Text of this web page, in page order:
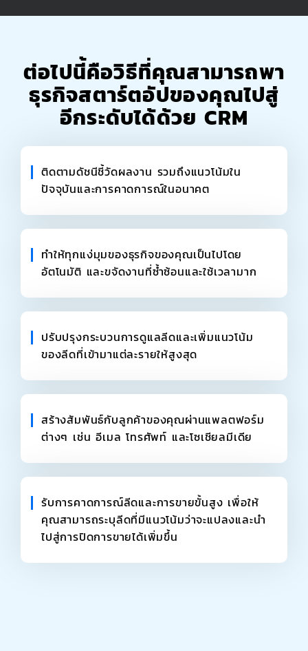
ต่อไปนี้คือวิธีที่คุณสามารถพา
ธุรกิจสตาร์ตอัปของคุณไปสู่
อีกระดับได้ด้วย CRM
ติดตามดัชนีชี้วัดผลงาน รวมถึงแนวโน้มใน
ปัจจุบันและการคาดการณ์ในอนาคต
ทำให้ทุกแง่มุมของธุรกิจของคุณเป็นไปโดย
อัตโนมัติ และขจัดงานที่ซ้ำซ้อนและใช้เวลามาก
ปรับปรุงกระบวนการดูแลลีดและเพิ่มแนวโน้ม
ของลีดที่เข้ามาแต่ละรายให้สูงสุด
สร้างสัมพันธ์กับลูกค้าของคุณผ่านแพลตฟอร์ม
ต่างๆ เช่น อีเมล โทรศัพท์ และโซเชียลมีเดีย
รับการคาดการณ์ลีดและการขายขั้นสูง เพื่อให้
คุณสามารถระบุลีดที่มีแนวโน้มว่าจะแปลงและนำ
ไปสู่การปิดการขายได้เพิ่มขึ้น